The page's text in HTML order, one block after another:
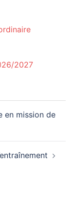
2027
en mission de